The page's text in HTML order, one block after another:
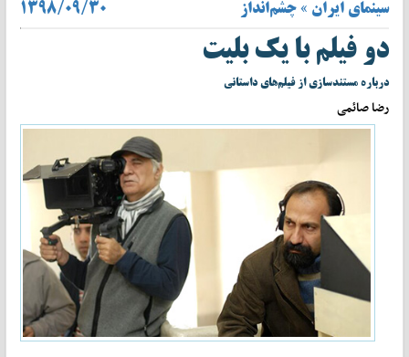
سینمای ایران » چشم‌انداز ۱۳۹۸/۰۹/۳۰
دو فیلم با یک بلیت
درباره مستندسازی از فیلم‌های داستانی
رضا صائمی